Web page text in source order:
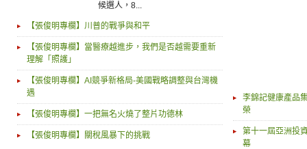
候選人，8...
【張俊明專欄】川普的戰爭與和平
【張俊明專欄】當醫療越進步，我們是否越需要重新
理解「照護」
【張俊明專欄】AI競爭新格局-美國戰略調整與台灣機
遇
【張俊明專欄】一把無名火燒了整片功德林
【張俊明專欄】關稅風暴下的挑戰
李錦記健康產品
榮
第十一屆亞洲投
幕